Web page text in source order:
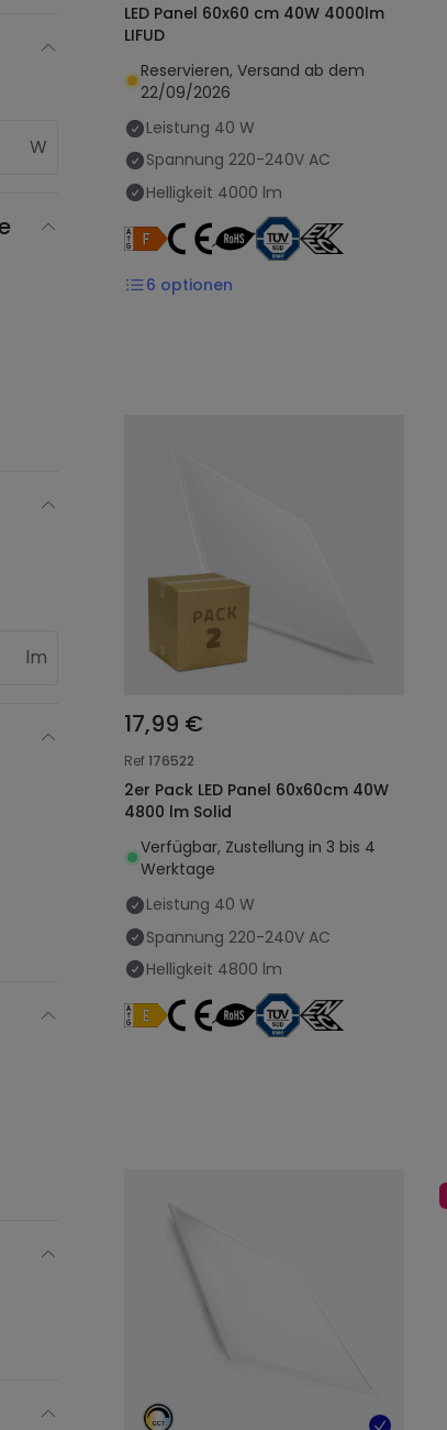
W
lm
LED Panel 60x60 cm 40W 4000lm
LIFUD
Reservieren, Versand ab dem
22/09/2026
Leistung 40 W
Spannung 220-240V AC
Helligkeit 4000 lm
6 optionen
17,99 €
Ref176522
2er Pack LED Panel 60x60cm 40W
4800 lm Solid
Verfügbar, Zustellung in 3 bis 4
Werktage
Leistung 40 W
Spannung 220-240V AC
Helligkeit 4800 lm